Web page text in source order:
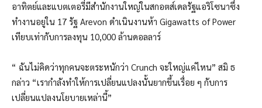
อาทิตย์และแบตเตอรี่มีสำนักงานใหญ่ในสกอตส์เดลรัฐแอริโซนาซึ่ง
ทำงานอยู่ใน 17 รัฐ Arevon ดำเนินงานห้า Gigawatts of Power
เทียบเท่ากับการลงทุน 10,000 ล้านดอลลาร์
“ ฉันไม่คิดว่าทุกคนจะตระหนักว่า Crunch จะใหญ่แค่ไหน” สมิ ธ
กล่าว “เรากำลังทำให้การเปลี่ยนแปลงนั้นยากขึ้นเรื่อย ๆ กับการ
เปลี่ยนแปลงนโยบายเหล่านี้”